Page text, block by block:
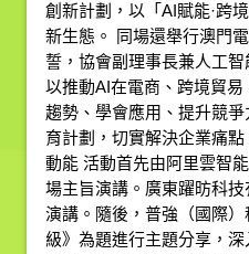
創新計劃，以「AI賦能·跨
新生態。 同場還舉行澳門
誓，協會副理事長兼人工
以推動AI在電商、跨境貿
趨勢、學會應用、提升競
育計劃，切實解決企業痛
動能 活動首先由阿里雲智
場主旨演講。廣東躍昉科
演講。隨後，普強（國際
級》為題進行主題分享，